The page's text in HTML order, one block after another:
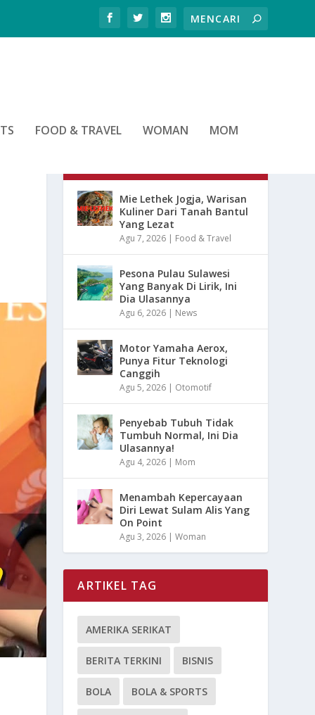
FOOD & TRAVEL WOMAN MOM
Mie Lethek Jogja, Warisan
Kuliner Dari Tanah Bantul
Yang Lezat
Agu 7, 2026 | Food & Travel
Pesona Pulau Sulawesi
Yang Banyak Di Lirik, Ini
Dia Ulasannya
Agu 6, 2026 | News
Motor Yamaha Aerox,
Punya Fitur Teknologi
Canggih
Agu 5, 2026 | Otomotif
Penyebab Tubuh Tidak
Tumbuh Normal, Ini Dia
Ulasannya!
Agu 4, 2026 | Mom
Menambah Kepercayaan
Diri Lewat Sulam Alis Yang
On Point
Agu 3, 2026 |Woman
ARTIKEL TAG
AMERIKA SERIKAT
BERITA TERKINI BISNIS
BOLA BOLA & SPORTS